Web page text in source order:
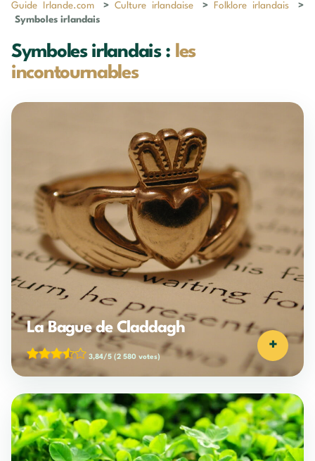
Guide Irlande.com > Culture irlandaise > Folklore irlandais
>
Symboles irlandais
Symboles irlandais : les
incontournables
La Bague de Claddagh
3,84/5 (2 580 votes)
+